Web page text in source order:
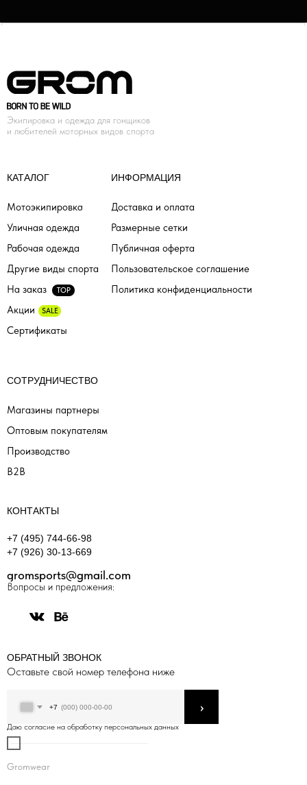
КАТАЛОГ
Мотоэкипировка
Уличная одежда
Рабочая одежда
На заказ TOP
ИНФОРМАЦИЯ
Доставка и оплата
Производство
Размерные сетки
Публичная оферта
Пользовательское соглашение
СОТРУДНИЧЕСТВО
Магазины партнеры
Оптовым покупателям
Акции SALE
КОНТАКТЫ
+7 (495) 744-66-98
+7 (926) 30-13-669
gromsports@gmail.com
Gromwear
Вопросы и предложения:
Экипировка и одежда для гонщиков
и любителей моторных видов спорта
ОБРАТНЫЙ ЗВОНОК
Оставьте свой номер телефона ниже
+7
Даю согласие на обработку персональных данных
›
Политика конфиденциальности
Сертификаты
Другие виды спорта
B2B